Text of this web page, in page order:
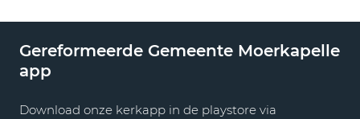
Gereformeerde Gemeente Moerkapelle
app
Download onze kerkapp in de playstore via